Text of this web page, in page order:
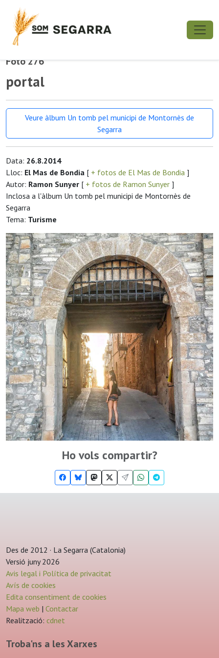
Foto 276
portal
Veure àlbum Un tomb pel municipi de Montornès de
Segarra
Data: 26.8.2014
Lloc: El Mas de Bondia [ + fotos de El Mas de Bondia ]
Autor: Ramon Sunyer [ + fotos de Ramon Sunyer ]
Inclosa a l'àlbum Un tomb pel municipi de Montornès de
Segarra
Tema: Turisme
Ho vols compartir?
Des de 2012 · La Segarra (Catalonia)
Versió juny 2026
Avis legal i Política de privacitat
Avís de cookies
Edita consentiment de cookies
Mapa web | Contactar
Realització: cdnet
Troba'ns a les Xarxes